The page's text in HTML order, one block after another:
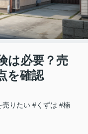
は必要？売
を確認
売りたい #くずは #楠